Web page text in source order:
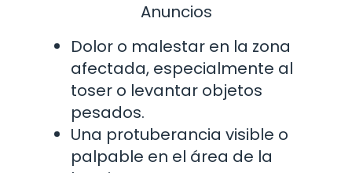
Anuncios
Dolor o malestar en la zona
afectada, especialmente al
toser o levantar objetos
pesados.
Una protuberancia visible o
palpable en el área de la